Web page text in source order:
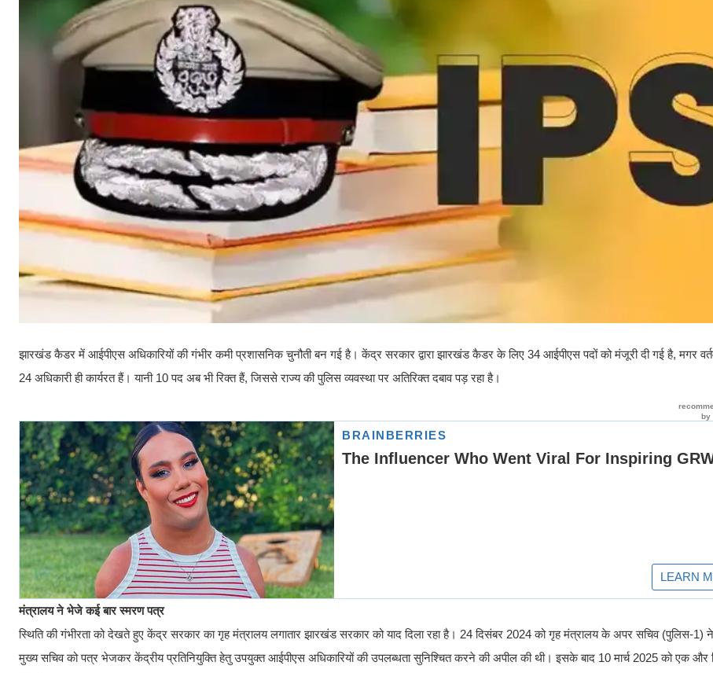
झारखंड कैडर में आईपीएस अधिकारियों की गंभीर कमी प्रशासनिक चुनौती बन गई है। केंद्र सरकार द्वारा झारखंड कैडर के लिए 34 आईपीएस पदों को मंजूरी दी गई है, मगर
24 अधिकारी ही कार्यरत हैं। यानी 10 पद अब भी रिक्त हैं, जिससे राज्य की पुलिस व्यवस्था पर अतिरिक्त दबाव पड़ रहा है।
मंत्रालय ने भेजे कई बार स्मरण पत्र
स्थिति की गंभीरता को देखते हुए केंद्र सरकार का गृह मंत्रालय लगातार झारखंड सरकार को याद दिला रहा है। 24 दिसंबर 2024 को गृह मंत्रालय के अपर सचिव (पुलिस-
मुख्य सचिव को पत्र भेजकर केंद्रीय प्रतिनियुक्ति हेतु उपयुक्त आईपीएस अधिकारियों की उपलब्धता सुनिश्चित करने की अपील की थी। इसके बाद 10 मार्च 2025 को एक और